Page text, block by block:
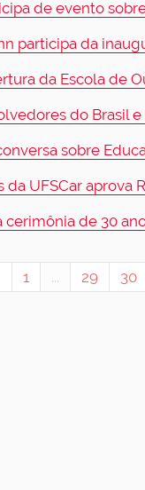
de evento
participa da
da Escola de
do Brasil e
sobre
UFSCar aprova
de 30
1 ... 29 30